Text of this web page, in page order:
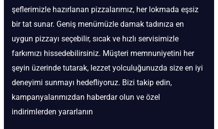
şeflerimizle hazırlanan pizzalarımız, her lokmada eşsiz
bir tat sunar. Geniş menümüzle damak tadınıza en
uygun pizzayı seçebilir, sıcak ve hızlı servisimizle
farkımızı hissedebilirsiniz. Müşteri memnuniyetini her
şeyin üzerinde tutarak, lezzet yolculuğunuzda size en iyi
deneyimi sunmayı hedefliyoruz. Bizi takip edin,
kampanyalarımızdan haberdar olun ve özel
indirimlerden yararlanın